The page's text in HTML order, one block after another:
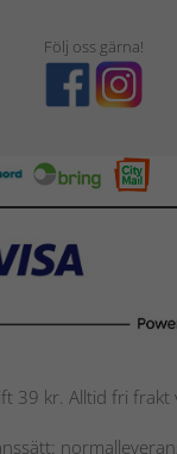
Följ oss gärna!
39 kr. Alltid fri